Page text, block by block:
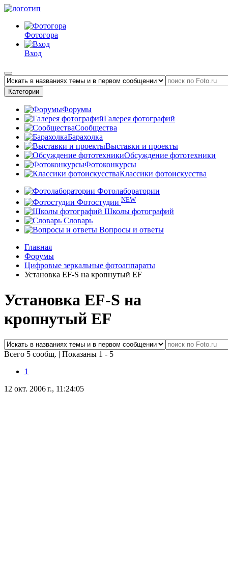
Фотогора
Вход
Категории
Форумы
Галерея фотографий
Сообщества
Барахолка
Выставки и проекты
Обсуждение фототехники
Фотоконкурсы
Классики фотоискусства
Фотолаборатории
Фотостудии NEW
Школы фотографий
Словарь
Вопросы и ответы
Главная
Форумы
Цифровые зеркальные фотоаппараты
Установка EF-S на кропнутый EF
Установка EF-S на
кропнутый EF
Всего 5 сообщ. | Показаны 1 - 5
1
12 окт. 2006 г., 11:24:05